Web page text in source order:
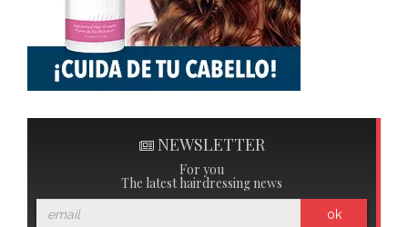
NEWSLETTER
For you
The latest hairdressing news
ok